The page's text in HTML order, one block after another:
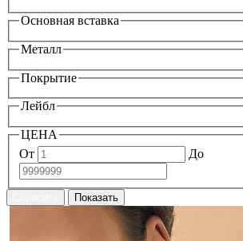
Основная вставка
Металл
Покрытие
Лейбл
ЦЕНА
От
До